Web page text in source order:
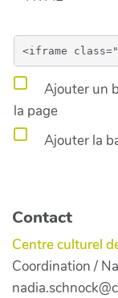
Ajouter un
la page
Ajouter la
Contact
Centre culturel
Coordination /